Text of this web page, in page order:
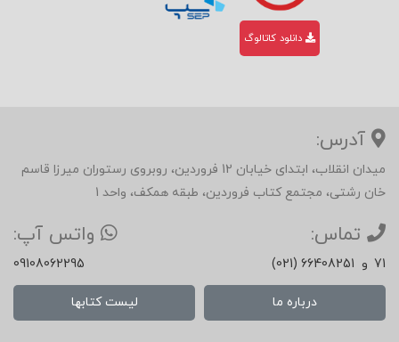
دانلود کاتالوگ
آدرس:
میدان انقلاب، ابتدای خیابان 12 فروردین، روبروی رستوران میرزا قاسم
خان رشتی، مجتمع کتاب فروردین، طبقه همکف، واحد 1
تماس:
(021) 66408251 و 71
واتس آپ:
09108062295
درباره ما لیست کتابها